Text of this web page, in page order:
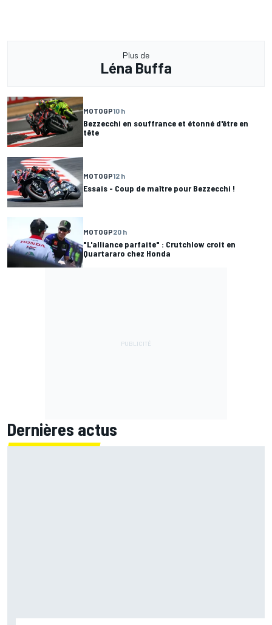
Plus de
Léna Buffa
MOTOGP10 h
Bezzecchi en souffrance et étonné d'être en
tête
MOTOGP12 h
Essais - Coup de maître pour Bezzecchi !
MOTOGP20 h
"L'alliance parfaite" : Crutchlow croit en
Quartararo chez Honda
Dernières actus